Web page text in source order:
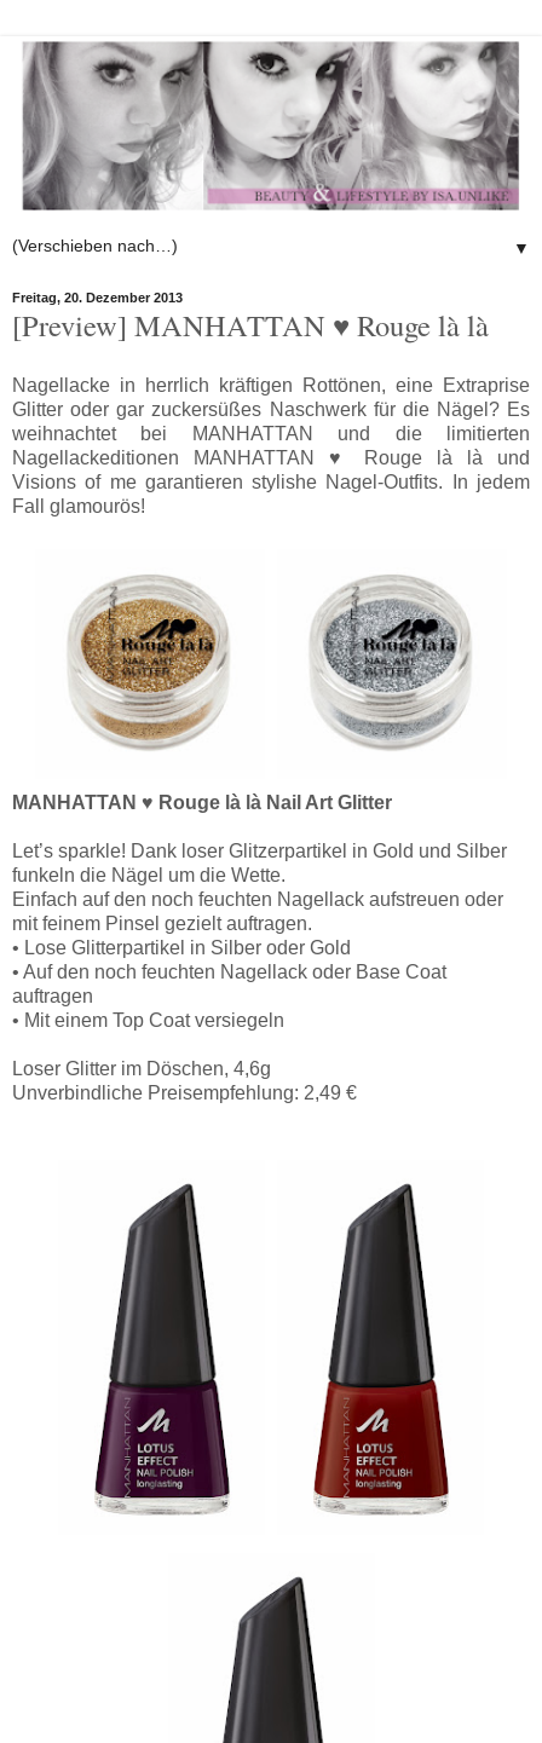
▼
Freitag, 20. Dezember 2013
[Preview] MANHATTAN ♥ Rouge là là
Nagellacke in herrlich kräftigen Rottönen, eine Extraprise
Glitter oder gar zuckersüßes Naschwerk für die Nägel? Es
weihnachtet bei MANHATTAN und die limitierten
Nagellackeditionen MANHATTAN ♥ Rouge là là und
Visions of me garantieren stylishe Nagel-Outfits. In jedem
Fall glamourös!
MANHATTAN ♥ Rouge là là Nail Art Glitter
Let’s sparkle! Dank loser Glitzerpartikel in Gold und Silber
funkeln die Nägel um die Wette.
Einfach auf den noch feuchten Nagellack aufstreuen oder
mit feinem Pinsel gezielt auftragen.
• Lose Glitterpartikel in Silber oder Gold
• Auf den noch feuchten Nagellack oder Base Coat
auftragen
• Mit einem Top Coat versiegeln
Loser Glitter im Döschen, 4,6g
Unverbindliche Preisempfehlung: 2,49 €